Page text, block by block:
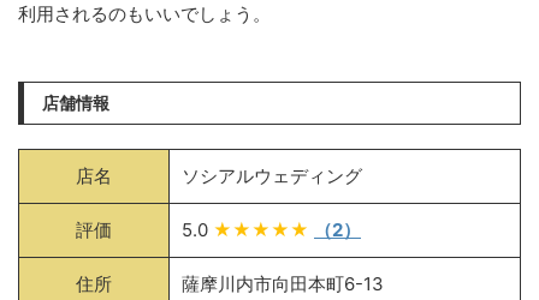
利用されるのもいいでしょう。
店舗情報
店名 ソシアルウェディング
評価 5.0 ★★★★★ （2）
住所 薩摩川内市向田本町6-13